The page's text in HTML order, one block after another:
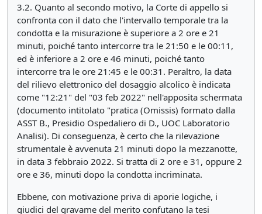
3.2. Quanto al secondo motivo, la Corte di appello si
confronta con il dato che l'intervallo temporale tra la
condotta e la misurazione è superiore a 2 ore e 21
minuti, poiché tanto intercorre tra le 21:50 e le 00:11,
ed è inferiore a 2 ore e 46 minuti, poiché tanto
intercorre tra le ore 21:45 e le 00:31. Peraltro, la data
del rilievo elettronico del dosaggio alcolico è indicata
come "12:21" del "03 feb 2022" nell'apposita schermata
(documento intitolato "pratica (Omissis) formato dalla
ASST B., Presidio Ospedaliero di D., UOC Laboratorio
Analisi). Di conseguenza, è certo che la rilevazione
strumentale è avvenuta 21 minuti dopo la mezzanotte,
in data 3 febbraio 2022. Si tratta di 2 ore e 31, oppure 2
ore e 36, minuti dopo la condotta incriminata.
Ebbene, con motivazione priva di aporie logiche, i
giudici del gravame del merito confutano la tesi